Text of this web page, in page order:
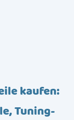
kaufen:
Tuning-